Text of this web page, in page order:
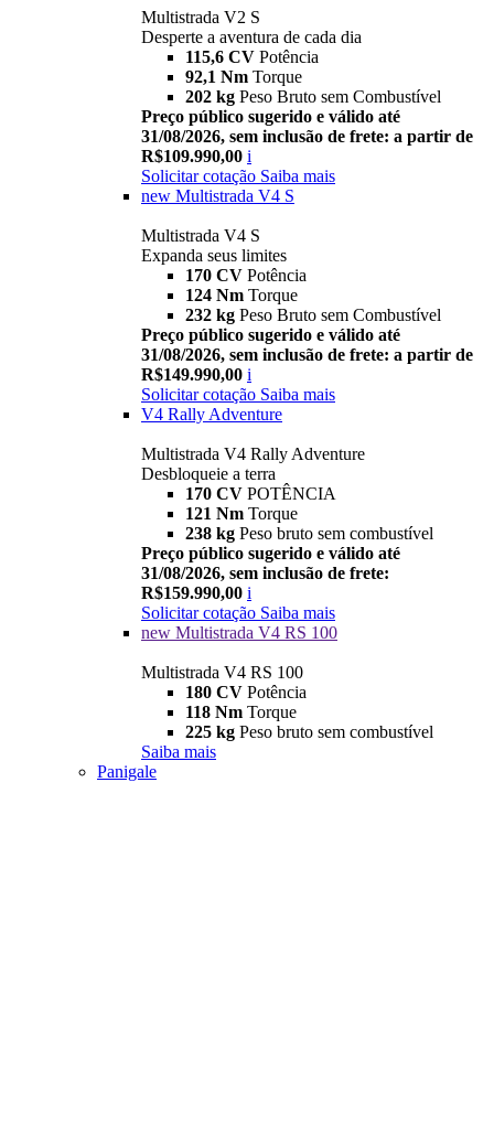
Multistrada V2 S
Desperte a aventura de cada dia
115,6 CV Potência
92,1 Nm Torque
202 kg Peso Bruto sem Combustível
Preço público sugerido e válido até
31/08/2026, sem inclusão de frete: a partir de
R$109.990,00 i
Solicitar cotação Saiba mais
new Multistrada V4 S
Multistrada V4 S
Expanda seus limites
170 CV Potência
124 Nm Torque
232 kg Peso Bruto sem Combustível
Preço público sugerido e válido até
31/08/2026, sem inclusão de frete: a partir de
R$149.990,00 i
Solicitar cotação Saiba mais
V4 Rally Adventure
Multistrada V4 Rally Adventure
Desbloqueie a terra
170 CV POTÊNCIA
121 Nm Torque
238 kg Peso bruto sem combustível
Preço público sugerido e válido até
31/08/2026, sem inclusão de frete:
R$159.990,00 i
Solicitar cotação Saiba mais
new Multistrada V4 RS 100
Multistrada V4 RS 100
180 CV Potência
118 Nm Torque
225 kg Peso bruto sem combustível
Saiba mais
Panigale